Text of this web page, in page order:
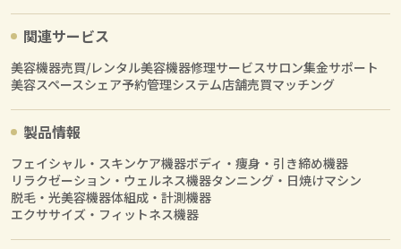
関連サービス
美容機器売買/レンタル美容機器修理サービスサロン集金サポート
美容スペースシェア予約管理システム店舗売買マッチング
製品情報
フェイシャル・スキンケア機器ボディ・痩身・引き締め機器
リラクゼーション・ウェルネス機器タンニング・日焼けマシン
脱毛・光美容機器体組成・計測機器
エクササイズ・フィットネス機器